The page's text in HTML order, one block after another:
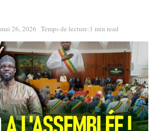
mai 26, 2026 Temps de lecture:1 min read